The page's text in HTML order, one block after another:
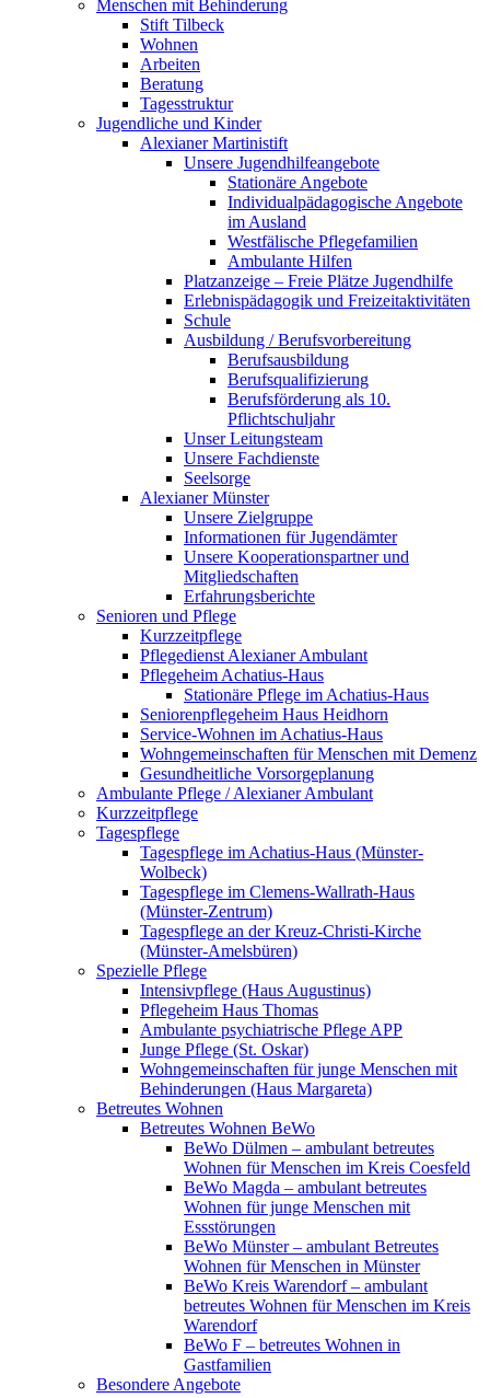
Menschen mit Behinderung
Stift Tilbeck
Wohnen
Arbeiten
Beratung
Tagesstruktur
Jugendliche und Kinder
Alexianer Martinistift
Unsere Jugendhilfeangebote
Stationäre Angebote
Individualpädagogische Angebote
im Ausland
Westfälische Pflegefamilien
Ambulante Hilfen
Platzanzeige – Freie Plätze Jugendhilfe
Erlebnispädagogik und Freizeitaktivitäten
Schule
Ausbildung / Berufsvorbereitung
Berufsausbildung
Berufsqualifizierung
Berufsförderung als 10.
Pflichtschuljahr
Unser Leitungsteam
Unsere Fachdienste
Seelsorge
Alexianer Münster
Unsere Zielgruppe
Informationen für Jugendämter
Unsere Kooperationspartner und
Mitgliedschaften
Erfahrungsberichte
Senioren und Pflege
Kurzzeitpflege
Pflegedienst Alexianer Ambulant
Pflegeheim Achatius-Haus
Stationäre Pflege im Achatius-Haus
Seniorenpflegeheim Haus Heidhorn
Service-Wohnen im Achatius-Haus
Wohngemeinschaften für Menschen mit Demenz
Gesundheitliche Vorsorgeplanung
Ambulante Pflege / Alexianer Ambulant
Kurzzeitpflege
Tagespflege
Tagespflege im Achatius-Haus (Münster-
Wolbeck)
Tagespflege im Clemens-Wallrath-Haus
(Münster-Zentrum)
Tagespflege an der Kreuz-Christi-Kirche
(Münster-Amelsbüren)
Spezielle Pflege
Intensivpflege (Haus Augustinus)
Pflegeheim Haus Thomas
Ambulante psychiatrische Pflege APP
Junge Pflege (St. Oskar)
Wohngemeinschaften für junge Menschen mit
Behinderungen (Haus Margareta)
Betreutes Wohnen
Betreutes Wohnen BeWo
BeWo Dülmen – ambulant betreutes
Wohnen für Menschen im Kreis Coesfeld
BeWo Magda – ambulant betreutes
Wohnen für junge Menschen mit
Essstörungen
BeWo Münster – ambulant Betreutes
Wohnen für Menschen in Münster
BeWo Kreis Warendorf – ambulant
betreutes Wohnen für Menschen im Kreis
Warendorf
BeWo F – betreutes Wohnen in
Gastfamilien
Besondere Angebote